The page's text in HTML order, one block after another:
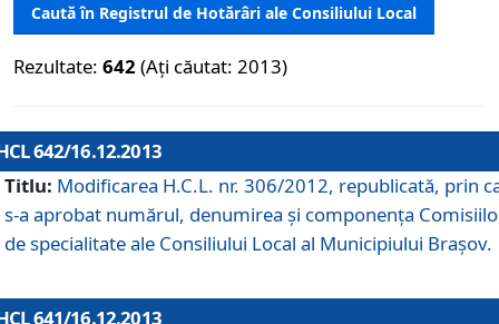
Caută în Registrul de Hotărâri ale Consiliului Local
Rezultate: 642 (Ați căutat: 2013)
642/16.12.2013
Titlu: Modificarea H.C.L. nr. 306/2012, republicată, prin
s-a aprobat numărul, denumirea şi componenţa
de specialitate ale Consiliului Local al Municipiului Braşov.
641/16.12.2013